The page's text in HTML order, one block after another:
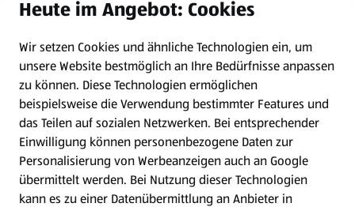
Newsletter
WhatsApp
Gewinnspiele
Mein HOFER. Meine Einkäufe.
Meine Meinung. Mein HOFER.
Heute im Angebot: Cookies
Wir setzen Cookies und ähnliche Technologien ein, um
unsere Website bestmöglich an Ihre Bedürfnisse anpassen
zu können. Diese Technologien ermöglichen
beispielsweise die Verwendung bestimmter Features und
das Teilen auf sozialen Netzwerken. Bei entsprechender
Einwilligung können personenbezogene Daten zur
Personalisierung von Werbeanzeigen auch an Google
übermittelt werden. Bei Nutzung dieser Technologien
kann es zu einer Datenübermittlung an Anbieter in